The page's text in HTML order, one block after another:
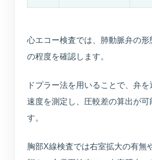
心エコー検査では、肺動脈弁の形
の程度を確認します。
ドプラー法を用いることで、弁
速度を測定し、圧較差の算出が可
す。
胸部X線検査では右室拡大の有無